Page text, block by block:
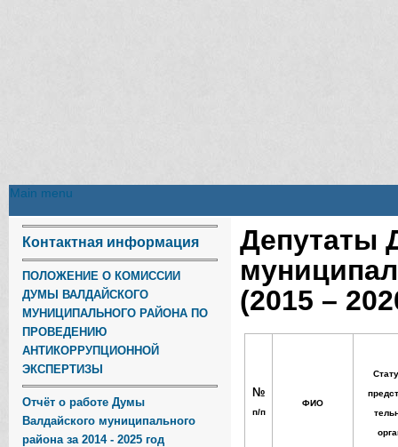
Main menu
Контактная информация
ПОЛОЖЕНИЕ О КОМИССИИ
ДУМЫ ВАЛДАЙСКОГО
МУНИЦИПАЛЬНОГО РАЙОНА ПО
ПРОВЕДЕНИЮ
АНТИКОРРУПЦИОННОЙ
ЭКСПЕРТИЗЫ
Отчёт о работе Думы
Валдайского муниципального
района за 2014 - 2025 год
Вы здесь
Депутаты
(2015 –
№
п/п
ФИО